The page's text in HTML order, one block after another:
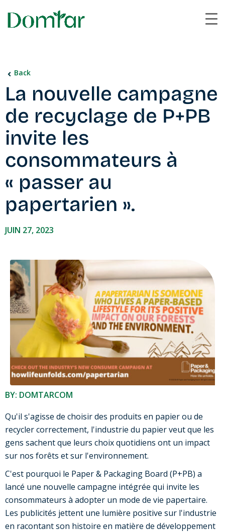
Back
La nouvelle campagne
de recyclage de P+PB
invite les
consommateurs à
« passer au
papertarien ».
JUIN 27, 2023
BY: DOMTARCOM
Qu'il s'agisse de choisir des produits en papier ou de
recycler correctement, l'industrie du papier veut que les
gens sachent que leurs choix quotidiens ont un impact
sur nos forêts et sur l'environnement.
C'est pourquoi le Paper & Packaging Board (P+PB) a
lancé une nouvelle campagne intégrée qui invite les
consommateurs à adopter un mode de vie papertaire.
Les publicités jettent une lumière positive sur l'industrie
en racontant son histoire en matière de développement